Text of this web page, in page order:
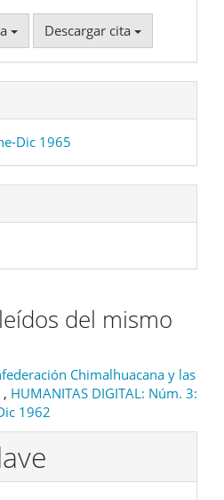
Descargar cita
Dic 1965
del mismo
Chimalhuacana y las
, HUMANITAS DIGITAL: Núm. 3:
1962